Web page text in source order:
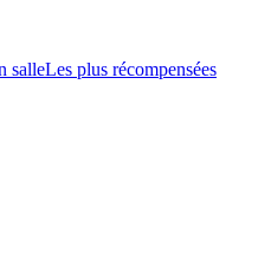
salleLes plus récompensées